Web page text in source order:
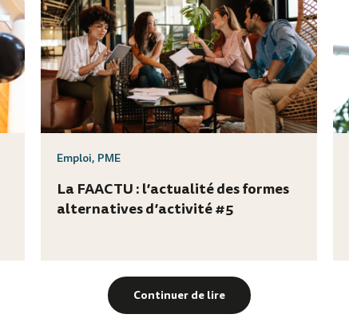
La FAACTU : l’actualité des formes
alternatives d’activité #5
Emploi, PME
Continuer de lire